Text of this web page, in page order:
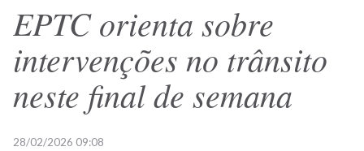
EPTC orienta sobre
intervenções no trânsito
neste final de semana
28/02/2026 09:08